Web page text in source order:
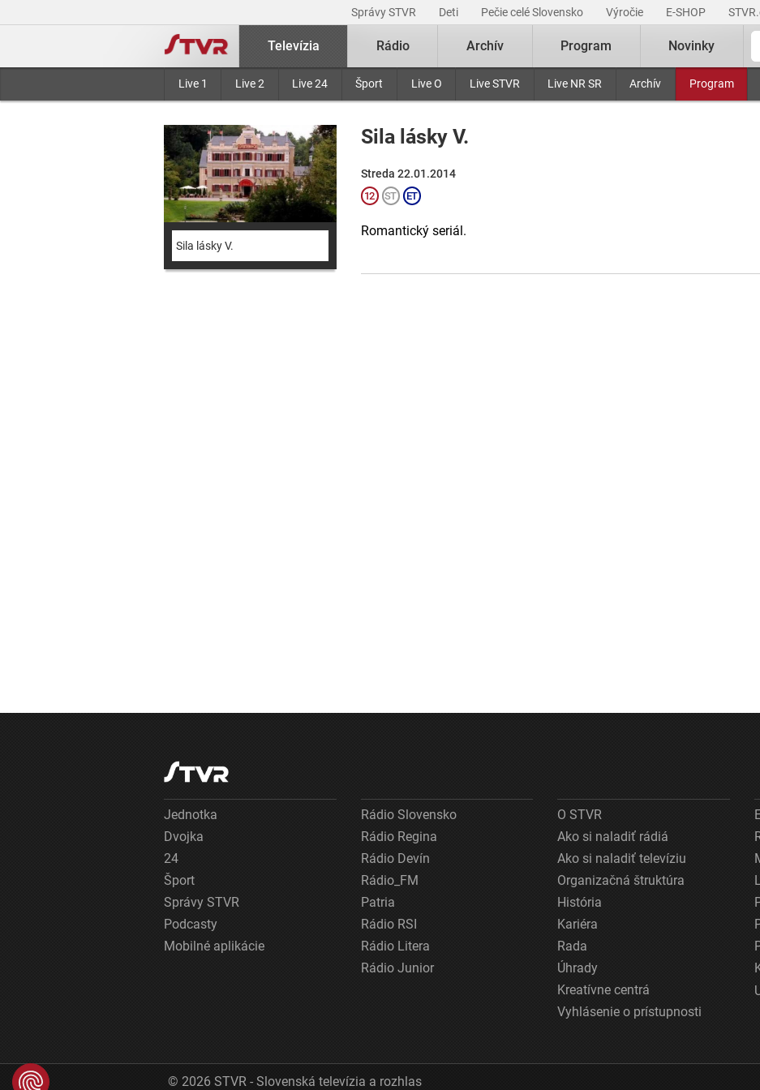
Správy STVR Deti Pečie celé Slovensko Výročie E-SHOP
Televízia
Live 1 Live 2 Live 24 Šport Live O Live STVR Live NR SR Archív Program
Rádio Archív Program Novinky
Sila lásky V.
Sila lásky V.
Streda 22.01.2014
Romantický seriál.
Jednotka
Dvojka
24
Šport
Správy STVR
Podcasty
Mobilné aplikácie
Rádio Slovensko
Rádio Regina
Rádio Devín
Rádio_FM
Patria
Rádio RSI
Rádio Litera
Rádio Junior
O STVR
Ako si naladiť rádiá
Ako si naladiť televíziu
Organizačná štruktúra
História
Kariéra
Rada
Úhrady
Kreatívne centrá
Vyhlásenie o prístupnosti
© 2026 STVR - Slovenská televízia a rozhlas